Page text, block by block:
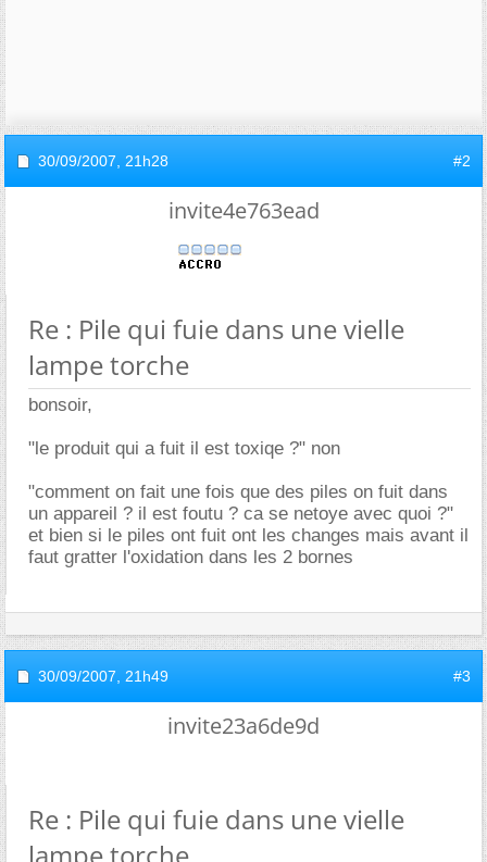
30/09/2007, 21h28 #2
invite4e763ead
Re : Pile qui fuie dans une vielle
lampe torche
bonsoir,
"le produit qui a fuit il est toxiqe ?" non
"comment on fait une fois que des piles on fuit dans
un appareil ? il est foutu ? ca se netoye avec quoi ?"
et bien si le piles ont fuit ont les changes mais avant il
faut gratter l'oxidation dans les 2 bornes
30/09/2007, 21h49 #3
invite23a6de9d
Re : Pile qui fuie dans une vielle